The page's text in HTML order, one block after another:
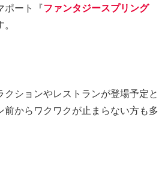
ポート『ファンタジースプリング
クションやレストランが登場予定と
前からワクワクが止まらない方も多